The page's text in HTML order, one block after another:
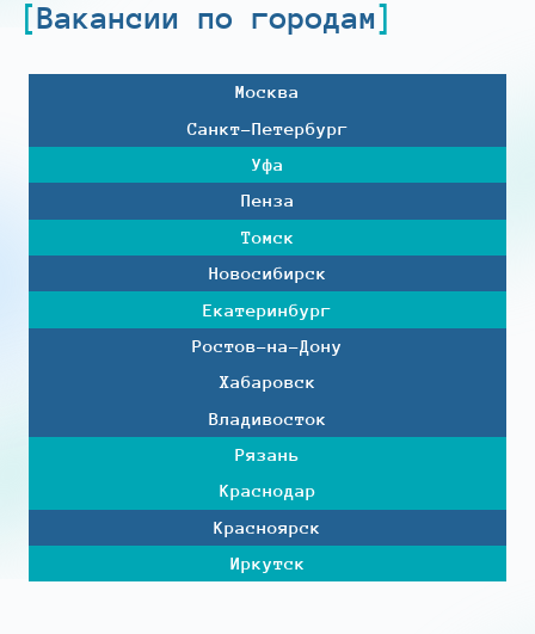
Вакансии по городам
Москва
Санкт-Петербург
Уфа
Пенза
Томск
Новосибирск
Екатеринбург
Ростов-на-Дону
Хабаровск
Владивосток
Рязань
Краснодар
Красноярск
Иркутск